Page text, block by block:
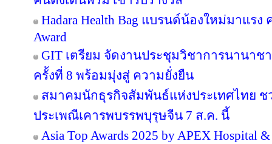
Hadara Health Bag แบรนด์น้องใหม่มาแรง
Award
GIT เตรียม จัดงานประชุมวิชาการนานา
ครั้งที่ 8 พร้อมมุ่งสู่ ความยั่งยืน
สมาคมนักธุรกิจสัมพันธ์แห่งประเทศไทย
ประเพณีเคารพบรรพบุรุษจีน 7 ส.ค. นี้
Asia Top Awards 2025 by APEX